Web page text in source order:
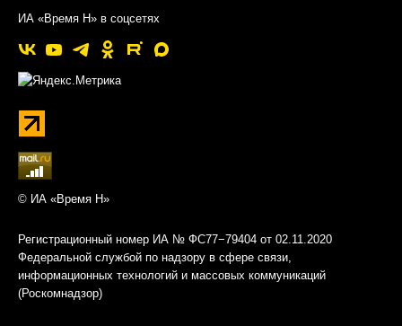
ИА «Время Н» в соцсетях
© ИА «Время Н»
Регистрационный номер ИА № ФС77−79404 от 02.11.2020
Федеральной службой по надзору в сфере связи,
информационных технологий и массовых коммуникаций
(Роскомнадзор)